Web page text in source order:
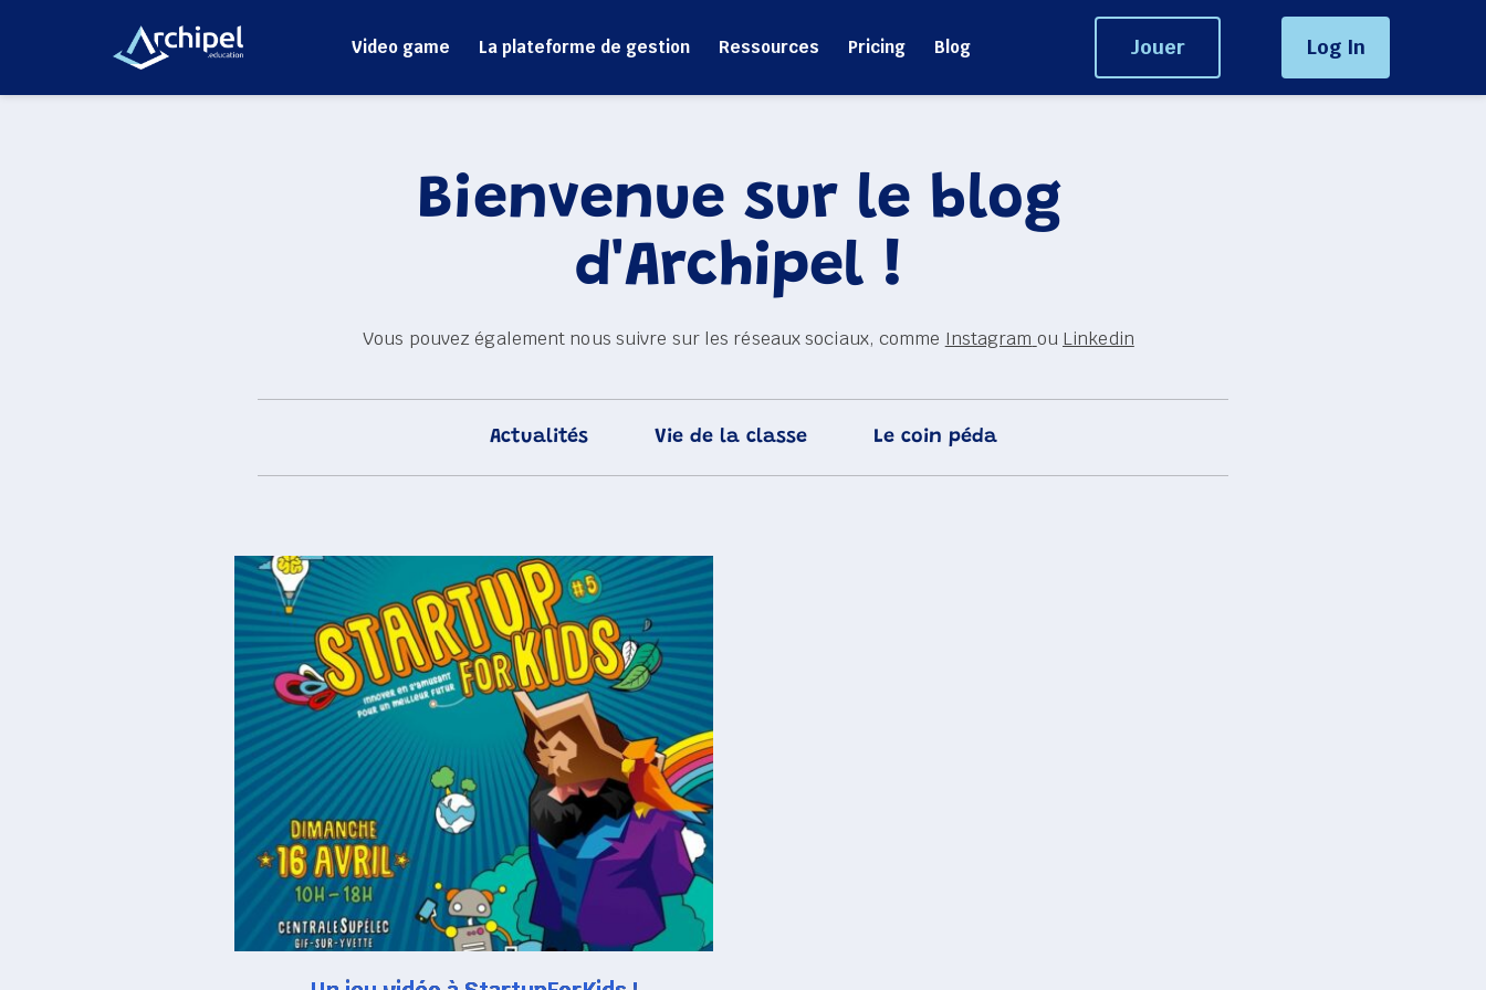
Video game La plateforme de gestion Ressources Pricing Blog Jouer Log In
Bienvenue sur le blog
d'Archipel !
Vous pouvez également nous suivre sur les réseaux sociaux, comme Instagram ou Linkedin
Actualités Vie de la classe Le coin péda